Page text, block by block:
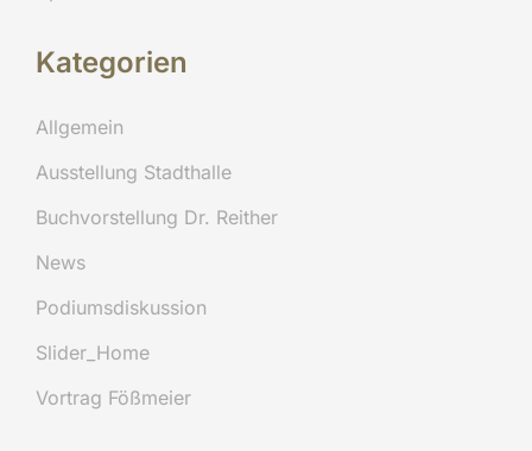
Kategorien
Allgemein
Ausstellung Stadthalle
Buchvorstellung Dr. Reither
News
Podiumsdiskussion
Slider_Home
Vortrag Fößmeier